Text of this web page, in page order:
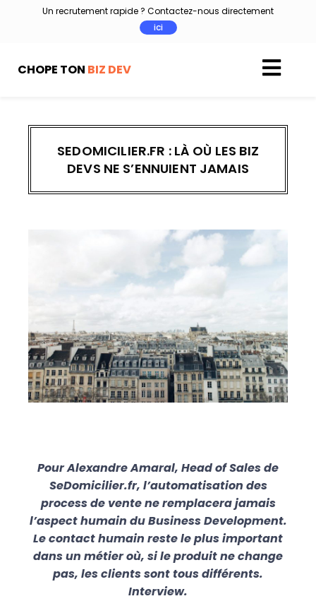
Un recrutement rapide ? Contactez-nous directement
ici
CHOPE TON BIZ DEV
SEDOMICILIER.FR : LÀ OÙ LES BIZ
DEVS NE S’ENNUIENT JAMAIS
Pour Alexandre Amaral, Head of Sales de
SeDomicilier.fr, l’automatisation des
process de vente ne remplacera jamais
l’aspect humain du Business Development.
Le contact humain reste le plus important
dans un métier où, si le produit ne change
pas, les clients sont tous différents.
Interview.